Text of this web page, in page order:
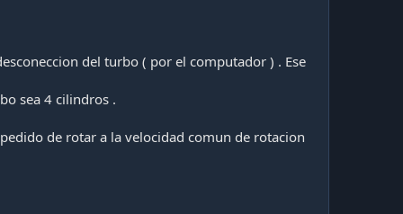
del turbo ( por el computador ) . Ese
sea 4 cilindros .
de rotar a la velocidad comun de rotacion